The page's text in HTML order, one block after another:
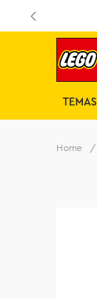
TEMAS